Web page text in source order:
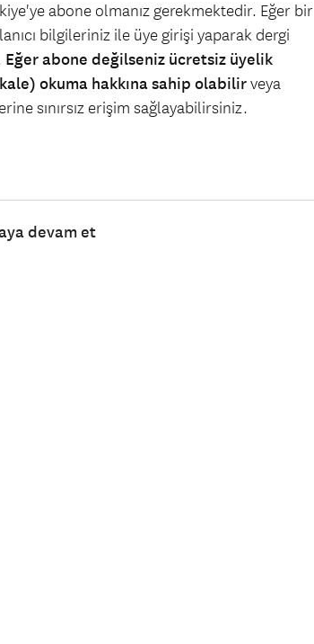
abone olmanız gerekmektedir. Eğer bir
bilgileriniz ile üye girişi yaparak dergi
Eğer abone değilseniz ücretsiz üyelik
okuma hakkına sahip olabilirveya
sınırsız erişim sağlayabilirsiniz.
devam et